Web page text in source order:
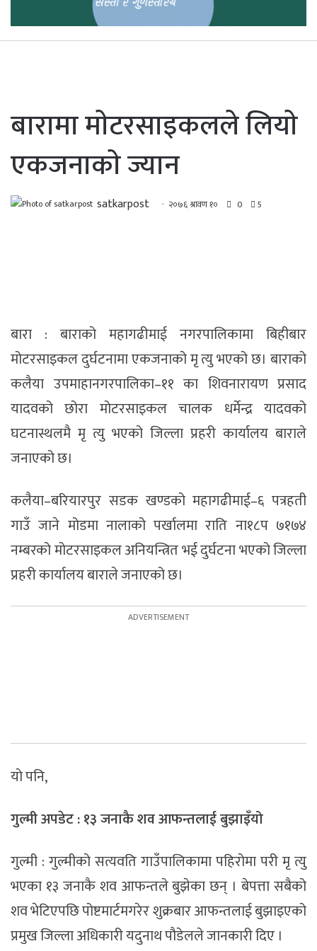
बारामा माेटरसाइकलले लियाे
एकजनाकाे ज्यान
satkarpost २०७६ श्रावण १० 0 5
बारा : बाराको महागढीमाई नगरपालिकामा बिहीबार
मोटरसाइकल दुर्घटनामा एकजनाको मृ त्यु भएको छ। बाराको
कलैया उपमाहानगरपालिका–११ का शिवनारायण प्रसाद
यादवको छोरा मोटरसाइकल चालक धर्मेन्द्र यादवको
घटनास्थलमै मृ त्यु भएको जिल्ला प्रहरी कार्यालय बाराले
जनाएको छ।
कलैया–बरियारपुर सडक खण्डको महागढीमाई–६ पत्रहती
गाउँ जाने मोडमा नालाको पर्खालमा राति ना१८प ७१७४
नम्बरको मोटरसाइकल अनियन्त्रित भई दुर्घटना भएको जिल्ला
प्रहरी कार्यालय बाराले जनाएको छ।
याे पनि,
गुल्मी अपडेट : १३ जनाकै शव आफन्तलाई बुझाइँयो
गुल्मी : गुल्मीको सत्यवति गाउँपालिकामा पहिरोमा परी मृ त्यु
भएका १३ जनाकै शव आफन्तले बुझेका छन् । बेपत्ता सबैको
शव भेटिएपछि पोष्टमार्टमगरेर शुक्रबार आफन्तलाई बुझाइएको
प्रमुख जिल्ला अधिकारी यदुनाथ पौडेलले जानकारी दिए ।